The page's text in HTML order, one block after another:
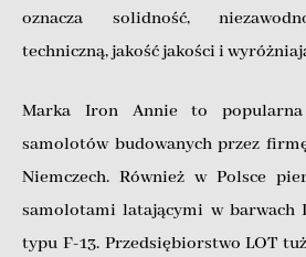
oznacza solidność,
techniczną, jakość jakości i
Marka Iron Annie to popularna
samolotów budowanych przez
Niemczech. Również w Polsce
samolotami latającymi w barwach
typu F-13. Przedsiębiorstwo LOT